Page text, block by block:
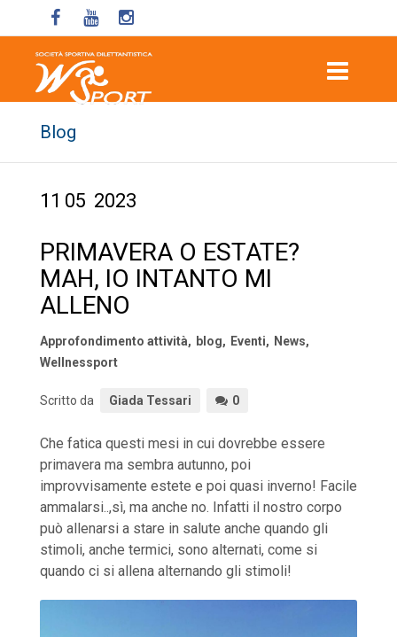
Blog
11 05 2023
PRIMAVERA O ESTATE?
MAH, IO INTANTO MI
ALLENO
Approfondimento attività, blog, Eventi, News,
Wellnessport
Scritto da Giada Tessari 0
Che fatica questi mesi in cui dovrebbe essere
primavera ma sembra autunno, poi
improvvisamente estete e poi quasi inverno! Facile
ammalarsi..,sì, ma anche no. Infatti il nostro corpo
può allenarsi a stare in salute anche quando gli
stimoli, anche termici, sono alternati, come si
quando ci si allena alternando gli stimoli!